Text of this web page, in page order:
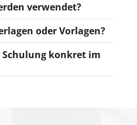
verwendet?
oder Vorlagen?
konkret im